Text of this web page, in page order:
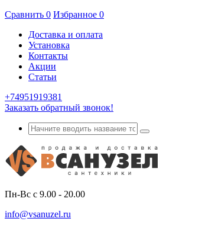
Сравнить 0 Избранное 0
Доставка и оплата
Установка
Контакты
Акции
Статьи
+74951919381
Заказать обратный звонок!
Пн-Вс с 9.00 - 20.00
info@vsanuzel.ru